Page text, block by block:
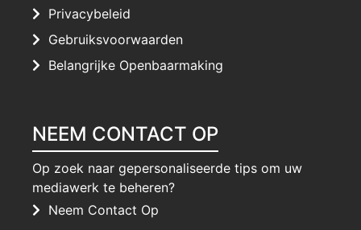
Privacybeleid
Gebruiksvoorwaarden
Belangrijke Openbaarmaking
NEEM CONTACT OP
Op zoek naar gepersonaliseerde tips om uw
mediawerk te beheren?
Neem Contact Op